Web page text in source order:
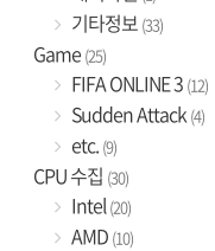
기타정보 (33)
Game (25)
FIFA ONLINE 3 (12)
Sudden Attack (4)
etc. (9)
CPU 수집 (30)
Intel (20)
AMD (10)